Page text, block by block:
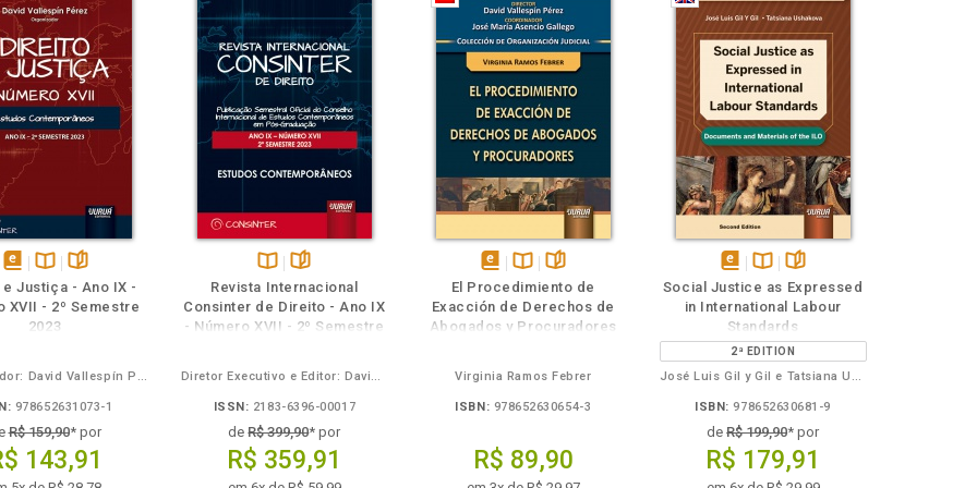
disponível
em
eBook
Disponível
na
B.V.
páginas
Justiça - Ano IX -
XVII - 2º Semestre
2023
Organizador: David Vallespín Pérez
978652631073-1
R$ 159,90* por
143,91
Disponível
na
B.V.
páginas
Revista Internacional
Consinter de Direito - Ano IX
- Número XVII - 2º Semestre
Diretor Executivo e Editor: David Vallespín Pérez - Codireção: María Yolanda Sánchez-Urán Azaña, Germán Barreiro González, Gonçalo S. de Melo Bandeira, Antônio César Bochenek
ISSN: 2183-6396-00017
deR$ 399,90* por
R$ 359,91
disponível
em
eBook
Disponível
na
B.V.
páginas
El Procedimiento de
Exacción de Derechos de
Abogados y Procuradores
Virginia Ramos Febrer
ISBN: 978652630654-3
R$ 89,90
disponível
em
eBook
Disponível
na
B.V.
Folheie
páginas
Social Justice as Expressed
in International Labour
Standards
2ª EDITION
José Luis Gil y Gil e Tatsiana Ushakova
ISBN: 978652630681-9
deR$ 199,90* por
R$ 179,91